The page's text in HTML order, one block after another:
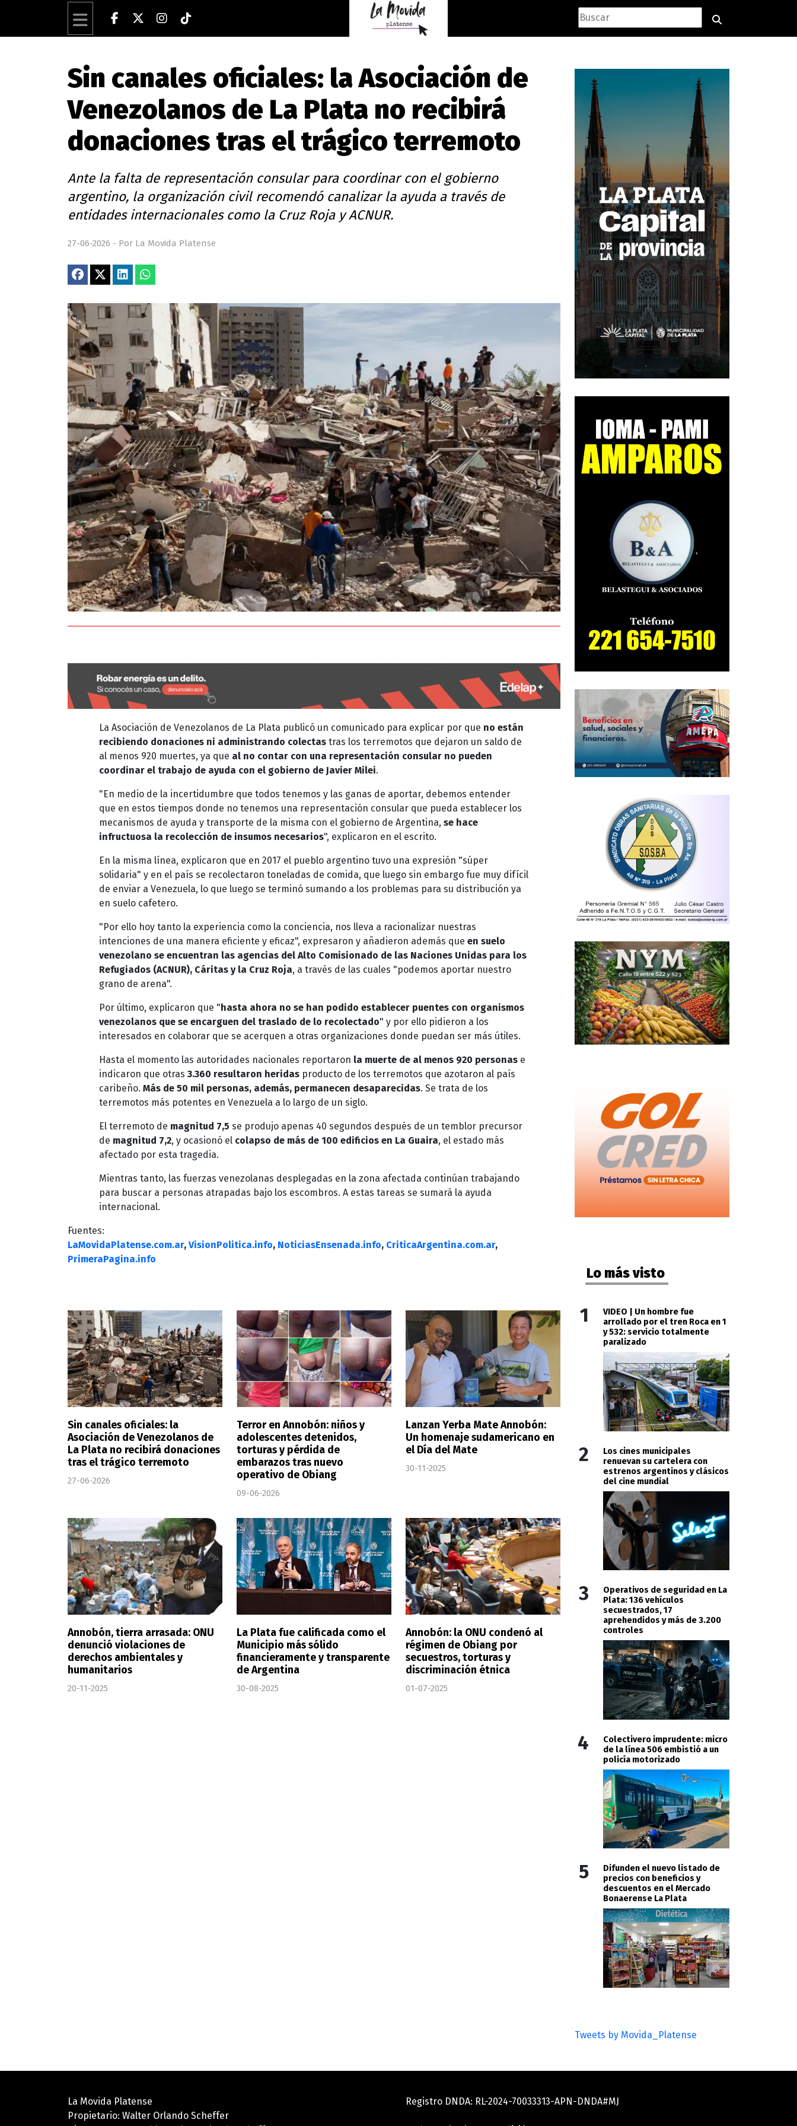
Sin canales oficiales: la Asociación de
Venezolanos de La Plata no recibirá
donaciones tras el trágico terremoto
Ante la falta de representación consular para coordinar con el gobierno
argentino, la organización civil recomendó canalizar la ayuda a través de
entidades internacionales como la Cruz Roja y ACNUR.
27-06-2026 - Por La Movida Platense
La Asociación de Venezolanos de La Plata publicó un comunicado para explicar por que no están
recibiendo donaciones ni administrando colectas tras los terremotos que dejaron un saldo de
al menos 920 muertes, ya que al no contar con una representación consular no pueden
coordinar el trabajo de ayuda con el gobierno de Javier Milei.
"En medio de la incertidumbre que todos tenemos y las ganas de aportar, debemos entender
que en estos tiempos donde no tenemos una representación consular que pueda establecer los
mecanismos de ayuda y transporte de la misma con el gobierno de Argentina,se hace
infructuosa la recolección de insumos necesarios", explicaron en el escrito.
En la misma línea, explicaron que en 2017 el pueblo argentino tuvo una expresión "súper
solidaria" y en el país se recolectaron toneladas de comida, que luego sin embargo fue muy difícil
de enviar a Venezuela, lo que luego se terminó sumando a los problemas para su distribución ya
en suelo cafetero.
"Por ello hoy tanto la experiencia como la conciencia, nos lleva a racionalizar nuestras
intenciones de una manera eficiente y eficaz", expresaron y añadieron además queen suelo
venezolano se encuentran las agencias del Alto Comisionado de las Naciones Unidas para los
Refugiados (ACNUR), Cáritas y la Cruz Roja, a través de las cuales "podemos aportar nuestro
grano de arena".
Por último, explicaron que "hasta ahora no se han podido establecer puentes con organismos
venezolanos que se encarguen del traslado de lo recolectado" y por ello pidieron a los
interesados en colaborar que se acerquen a otras organizaciones donde puedan ser más útiles.
Hasta el momento las autoridades nacionales reportaron la muerte de al menos 920 personas e
indicaron que otras3.360 resultaron heridas producto de los terremotos que azotaron al país
caribeño.Más de 50 mil personas, además, permanecen desaparecidas. Se trata de los
terremotos más potentes en Venezuela a lo largo de un siglo.
El terremoto de magnitud 7,5 se produjo apenas 40 segundos después de un temblor precursor
de magnitud 7,2, y ocasionó el colapso de más de 100 edificios en La Guaira, el estado más
afectado por esta tragedia.
Mientras tanto, las fuerzas venezolanas desplegadas en la zona afectada continúan trabajando
para buscar a personas atrapadas bajo los escombros. A estas tareas se sumará la ayuda
internacional.
Fuentes:
LaMovidaPlatense.com.ar, VisionPolitica.info, NoticiasEnsenada.info, CriticaArgentina.com.ar,
PrimeraPagina.info
Sin canales oficiales: la
Asociación de Venezolanos de
La Plata no recibirá donaciones
tras el trágico terremoto
27-06-2026
Terror en Annobón: niños y
adolescentes detenidos,
torturas y pérdida de
embarazos tras nuevo
operativo de Obiang
09-06-2026
Lanzan Yerba Mate Annobón:
Un homenaje sudamericano en
el Día del Mate
30-11-2025
Annobón, tierra arrasada: ONU
denunció violaciones de
derechos ambientales y
humanitarios
20-11-2025
La Plata fue calificada como el
Municipio más sólido
financieramente y transparente
de Argentina
30-08-2025
Annobón: la ONU condenó al
régimen de Obiang por
secuestros, torturas y
discriminación étnica
01-07-2025
Lo más visto
1
VIDEO | Un hombre fue
arrollado por el tren Roca en 1
y 532: servicio totalmente
paralizado
2
Los cines municipales
renuevan su cartelera con
estrenos argentinos y clásicos
del cine mundial
3
Operativos de seguridad en La
Plata: 136 vehículos
secuestrados, 17
aprehendidos y más de 3.200
controles
4
Colectivero imprudente: micro
de la línea 506 embistió a un
policía motorizado
5
Difunden el nuevo listado de
precios con beneficios y
descuentos en el Mercado
Bonaerense La Plata
Tweets by Movida_Platense
La Movida Platense
Propietario: Walter Orlando Scheffer
Registro DNDA: RL-2024-70033313-APN-DNDA#MJ